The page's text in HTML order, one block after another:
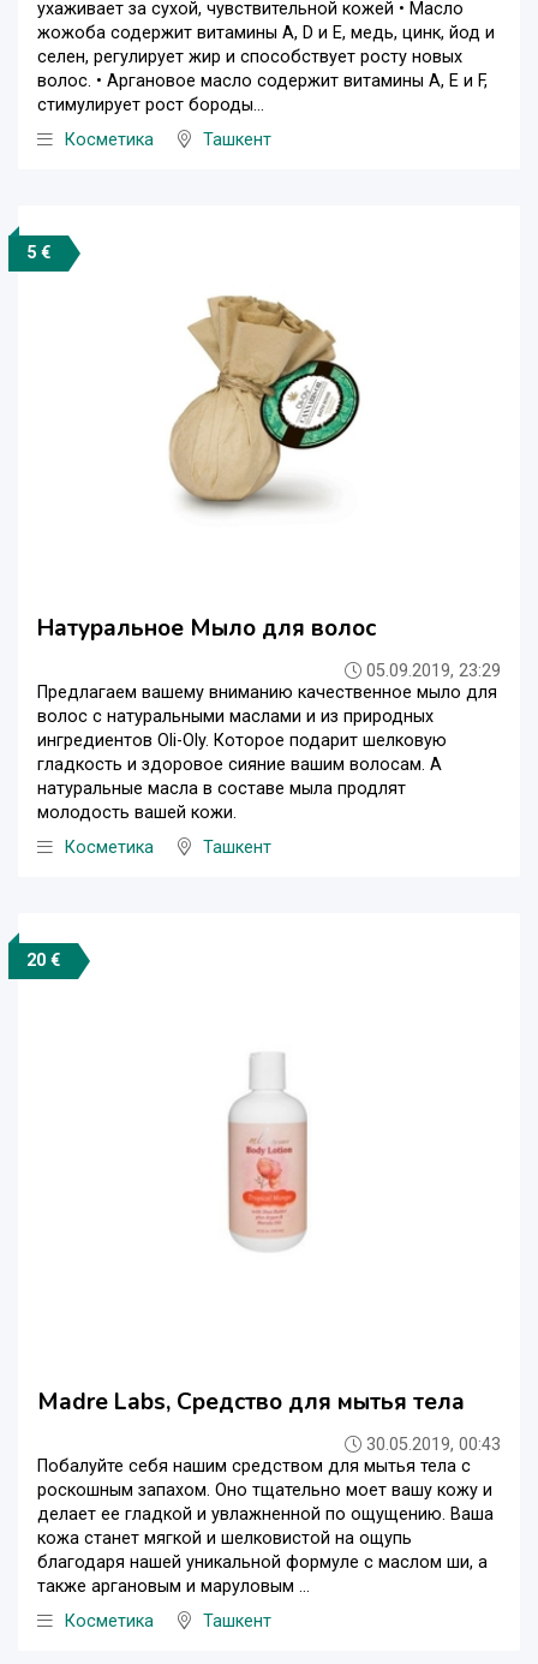
ухаживает за сухой, чувствительной кожей • Масло
жожоба содержит витамины A, D и E, медь, цинк, йод и
селен, регулирует жир и способствует росту новых
волос. • Аргановое масло содержит витамины А, Е и F,
стимулирует рост бороды...
Косметика
Ташкент
5 €
Натуральное Мыло для волос
05.09.2019, 23:29
Предлагаем вашему вниманию качественное мыло для
волос с натуральными маслами и из природных
ингредиентов Oli-Oly. Которое подарит шелковую
гладкость и здоровое сияние вашим волосам. А
натуральные масла в составе мыла продлят
молодость вашей кожи.
Косметика
Ташкент
20 €
Madre Labs, Средство для мытья тела
30.05.2019, 00:43
Побалуйте себя нашим средством для мытья тела с
роскошным запахом. Оно тщательно моет вашу кожу и
делает ее гладкой и увлажненной по ощущению. Ваша
кожа станет мягкой и шелковистой на ощупь
благодаря нашей уникальной формуле с маслом ши, а
также аргановым и маруловым ...
Косметика
Ташкент